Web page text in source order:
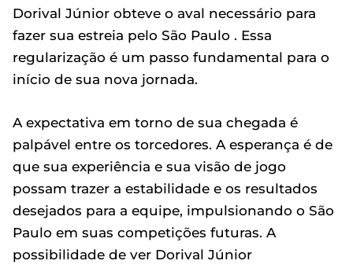
Dorival Júnior obteve o aval necessário para
fazer sua estreia pelo São Paulo . Essa
regularização é um passo fundamental para o
início de sua nova jornada.
A expectativa em torno de sua chegada é
palpável entre os torcedores. A esperança é de
que sua experiência e sua visão de jogo
possam trazer a estabilidade e os resultados
desejados para a equipe, impulsionando o São
Paulo em suas competições futuras. A
possibilidade de ver Dorival Júnior